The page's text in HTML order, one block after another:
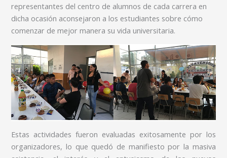
representantes del centro de alumnos de cada carrera en
dicha ocasión aconsejaron a los estudiantes sobre cómo
comenzar de mejor manera su vida universitaria.
Estas actividades fueron evaluadas exitosamente por los
organizadores, lo que quedó de manifiesto por la masiva